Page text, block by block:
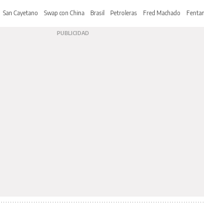
San Cayetano Swap con China Brasil Petroleras Fred Machado